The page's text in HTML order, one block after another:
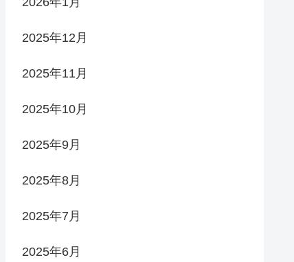
2025年12月
2025年11月
2025年10月
2025年9月
2025年8月
2025年7月
2025年6月